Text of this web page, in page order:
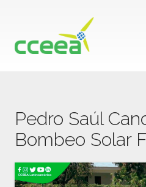
Pedro Saúl
Bombeo Solar